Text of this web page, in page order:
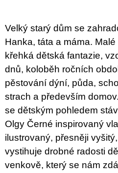
Velký starý dům se
Hanka, táta a máma.
křehká dětská fantazie,
dnů, koloběh ročních
pěstování dýní, půda,
strach a především
se dětským pohledem
Olgy Černé inspirovaný
ilustrovaný, přesněji
vystihuje drobné radosti
venkově, který se nám
e
m
e
ARTMAT
KRABIČKA
ARTMAT
KRABIČKA
200
Kč